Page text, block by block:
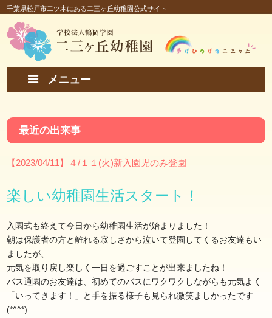
千葉県松戸市二ツ木にある二三ヶ丘幼稚園公式サイト
メニュー
最近の出来事
【2023/04/11】４/１１(火)新入園児のみ登園
楽しい幼稚園生活スタート！
入園式も終えて今日から幼稚園生活が始まりました！
朝は保護者の方と離れる寂しさから泣いて登園してくるお友達もい
ましたが、
元気を取り戻し楽しく一日を過ごすことが出来ましたね！
バス通園のお友達は、初めてのバスにワクワクしながらも元気よく
「いってきます！」と手を振る様子も見られ微笑ましかったです
(*^^*)